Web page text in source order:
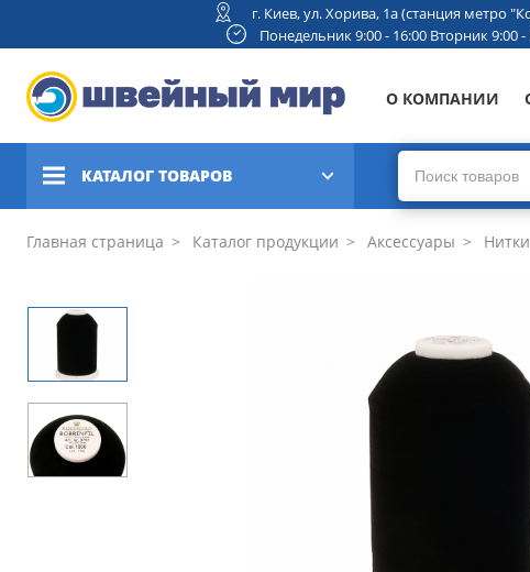
г. Киев, ул. Хорива, 1а (станция метро
Понедельник 9:00 - 16:00 Вторник 9:00 -
О КОМПАНИИ
КАТАЛОГ ТОВАРОВ
Швейные машины
плоскошовные машины
Вязальные машины
Главная страница Каталог продукции Аксессуары